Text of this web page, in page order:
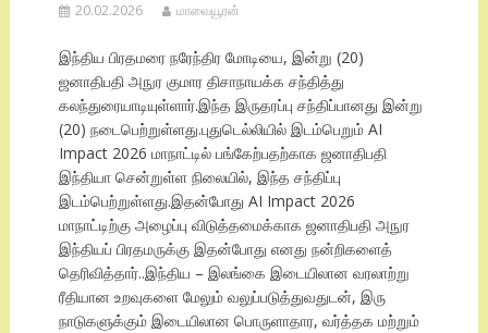
20.02.2026 மாவையூரன்
இந்திய பிரதமரை நரேந்திர மோடியை, இன்று (20)
ஜனாதிபதி அநுர குமார திசாநாயக்க சந்தித்து
கலந்துரையாடியுள்ளார்.இந்த இருதரப்பு சந்திப்பானது இன்று
(20) நடைபெற்றுள்ளது.புதுடெல்லியில் இடம்பெறும் AI
Impact 2026 மாநாட்டில் பங்கேற்பதற்காக ஜனாதிபதி
இந்தியா சென்றுள்ள நிலையில், இந்த சந்திப்பு
இடம்பெற்றுள்ளது.இதன்போது AI Impact 2026
மாநாட்டிற்கு அழைப்பு விடுத்தமைக்காக ஜனாதிபதி அநுர
இந்தியப் பிரதமருக்கு இதன்போது எனது நன்றிகளைத்
தெரிவித்தார்..இந்திய – இலங்கை இடையிலான வரலாற்று
ரீதியான உறவுகளை மேலும் வலுப்படுத்துவதுடன், இரு
நாடுகளுக்கும் இடையிலான பொருளாதார, வர்த்தக மற்றும்